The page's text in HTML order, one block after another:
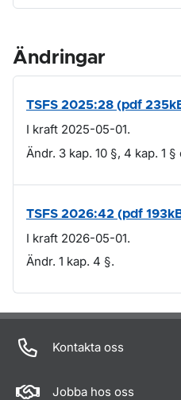
Ändringar
TSFS 2025:28 (pdf
I kraft 2025-05-01.
Ändr. 3 kap. 10 §, 4 kap. 1
TSFS 2026:42 (pdf
I kraft 2026-05-01.
Ändr. 1 kap. 4 §.
Om sidan
Kontakta oss
Jobba hos oss